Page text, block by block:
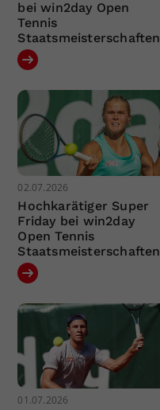
bei win2day Open
Tennis
Staatsmeisterschaften
02.07.2026
Hochkarätiger Super
Friday bei win2day
Open Tennis
Staatsmeisterschaften
01.07.2026